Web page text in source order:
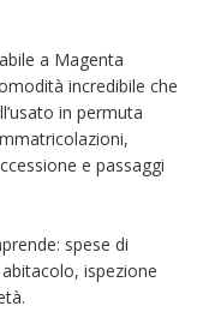
a Magenta
incredibile che
in permuta
e passaggi
spese di
ispezione